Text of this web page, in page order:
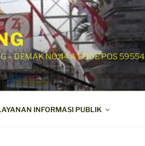
– DEMAK NO 44 A KODE POS 59554
INFORMASI PUBLIK